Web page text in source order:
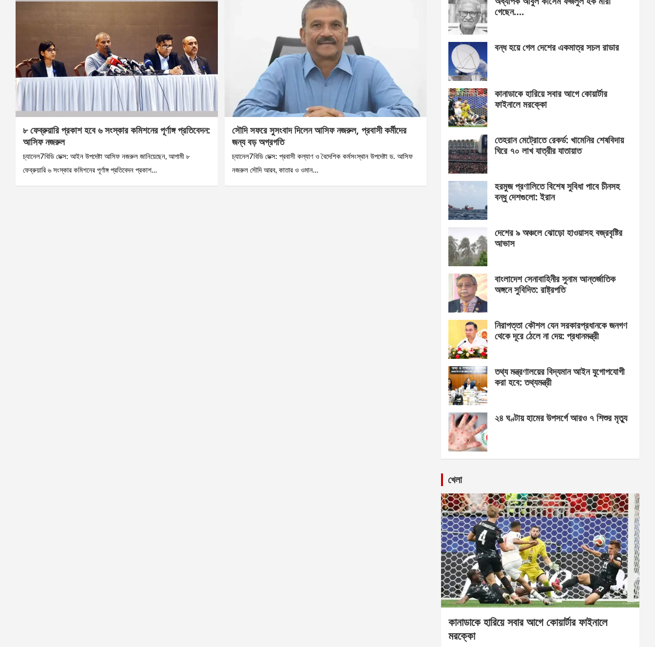
৮ ফেব্রুয়ারি প্রকাশ হবে ৬ সংস্কার কমিশনের পূর্ণাঙ্গ প্রতিবেদন:
আসিফ নজরুল
চ্যানেল7বিডি ডেক্স: আইন উপদেষ্টা আসিফ নজরুল জানিয়েছেন, আগামী ৮
ফেব্রুয়ারি ৬ সংস্কার কমিশনের পূর্ণাঙ্গ প্রতিবেদন প্রকাশ…
সৌদি সফরে সুসংবাদ দিলেন আসিফ নজরুল, প্রবাসী কর্মীদের
জন্য বড় অগ্রগতি
চ্যানেল7বিডি ডেক্স: প্রবাসী কল্যাণ ও বৈদেশিক কর্মসংস্থান উপদেষ্টা ড. আসিফ
নজরুল সৌদি আরব, কাতার ও ওমান…
গেছেন….
বন্ধ হয়ে গেল দেশের একমাত্র সচল রাডার
কানাডাকে হারিয়ে সবার আগে কোয়ার্টার
ফাইনালে মরক্কো
তেহরান মেট্রোতে রেকর্ড: খামেনির শেষবিদায়
ঘিরে ৭০ লাখ যাত্রীর যাতায়াত
হরমুজ প্রণালিতে বিশেষ সুবিধা পাবে চীনসহ
বন্ধু দেশগুলো: ইরান
দেশের ৯ অঞ্চলে ঝোড়ো হাওয়াসহ বজ্রবৃষ্টির
আভাস
বাংলাদেশ সেনাবাহিনীর সুনাম আন্তর্জাতিক
অঙ্গনে সুবিদিত: রাষ্ট্রপতি
নিরাপত্তা কৌশল যেন সরকারপ্রধানকে জনগণ
থেকে দূরে ঠেলে না দেয়: প্রধানমন্ত্রী
তথ্য মন্ত্রণালয়ের বিদ্যমান আইন যুগোপযোগী
করা হবে: তথ্যমন্ত্রী
২৪ ঘণ্টায় হামের উপসর্গে আরও ৭ শিশুর মৃত্যু
খেলা
কানাডাকে হারিয়ে সবার আগে কোয়ার্টার ফাইনালে
মরক্কো